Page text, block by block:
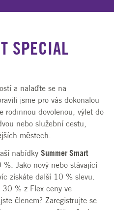
SPECIAL
a nalaďte se na
jsme pro vás dokonalou
rodinnou dovolenou, výlet do
nebo služební cestu,
městech.
nabídky Summer Smart
Jako nový nebo stávající
získáte další 10 % slevu.
% z Flex ceny ve
členem? Zaregistrujte se